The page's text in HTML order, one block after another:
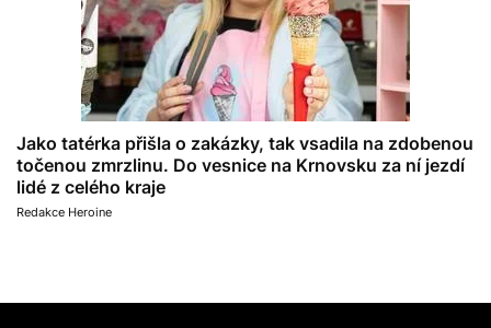
Jako tatérka přišla o zakázky, tak vsadila na zdobenou
točenou zmrzlinu. Do vesnice na Krnovsku za ní jezdí
lidé z celého kraje
Redakce Heroine